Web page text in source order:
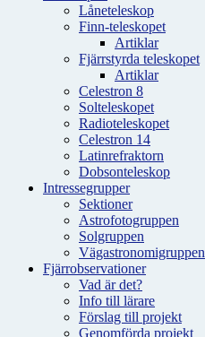
Låneteleskop
Finn-teleskopet
Artiklar
Fjärrstyrda teleskopet
Artiklar
Celestron 8
Solteleskopet
Radioteleskopet
Celestron 14
Latinrefraktorn
Dobsonteleskop
Intressegrupper
Sektioner
Astrofotogruppen
Solgruppen
Vägastronomigruppen
Fjärrobservationer
Vad är det?
Info till lärare
Förslag till projekt
Genomförda projekt